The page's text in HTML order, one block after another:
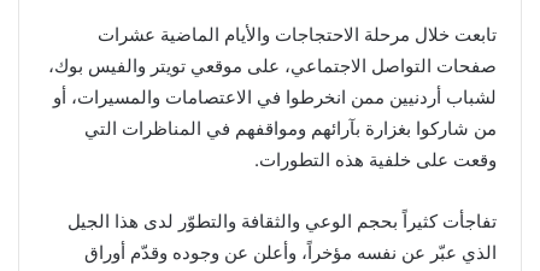
تابعت خلال مرحلة الاحتجاجات والأيام الماضية عشرات
صفحات التواصل الاجتماعي، على موقعي تويتر والفيس بوك،
لشباب أردنيين ممن انخرطوا في الاعتصامات والمسيرات، أو
من شاركوا بغزارة بآرائهم ومواقفهم في المناظرات التي
وقعت على خلفية هذه التطورات.
تفاجأت كثيراً بحجم الوعي والثقافة والتطوّر لدى هذا الجيل
الذي عبّر عن نفسه مؤخراً، وأعلن عن وجوده وقدّم أوراق